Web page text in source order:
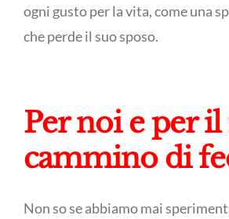
ogni gusto per la vita, come una
che perde il suo sposo.
Per noi e per
cammino di
Non so se abbiamo mai